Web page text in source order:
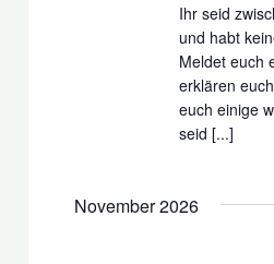
Ihr seid
und habt
Meldet euch
erklären
euch einige
seid [...]
November 2026